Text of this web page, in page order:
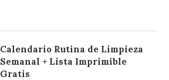
Calendario Rutina de Limpieza
Semanal + Lista Imprimible
Gratis